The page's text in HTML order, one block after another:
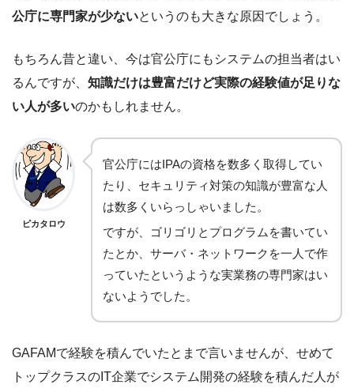
公庁に専門家が少ないというのも大きな原因でしょう。
もちろん昔と違い、今は官公庁にもシステムの担当者はい
るんですが、 知識だけは豊富だけど実際の経験値が足りな
い人が多いのかもしれません。
ピカタロウ
官公庁にはIPAの資格を数多く取得してい
たり、セキュリティ対策の知識が豊富な人
は数多くいらっしゃいました。
ですが、ゴリゴリとプログラムを書いてい
たとか、サーバ・ネットワークを一人で作
っていたというような実業務の専門家はい
ないようでした。
GAFAMで経験を積んでいたとまで言いませんが、せめて
トップクラスのIT企業でシステム開発の経験を積んだ人が